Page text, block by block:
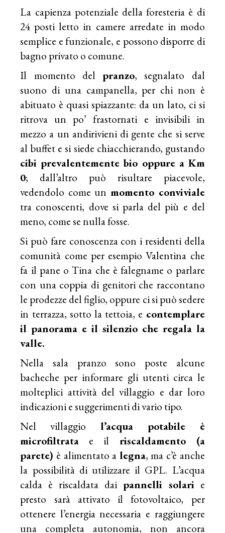
La capienza potenziale della foresteria è di
24 posti letto in camere arredate in modo
semplice e funzionale, e possono disporre di
bagno privato o comune.
Il momento del pranzo, segnalato dal
suono di una campanella, per chi non è
abituato è quasi spiazzante: da un lato, ci si
ritrova un po’ frastornati e invisibili in
mezzo a un andirivieni di gente che si serve
al buffet e si siede chiacchierando, gustando
cibi prevalentemente bio oppure a Km
0; dall’altro può risultare piacevole,
vedendolo come unmomento conviviale
tra conoscenti, dove si parla del più e del
meno, come se nulla fosse.
Si può fare conoscenza con i residenti della
comunità come per esempio Valentina che
fa il pane o Tina che è falegname o parlare
con una coppia di genitori che raccontano
le prodezze del figlio, oppure ci si può sedere
in terrazza, sotto la tettoia, e contemplare
il panorama e il silenzio che regala la
valle.
Nella sala pranzo sono poste alcune
bacheche per informare gli utenti circa le
molteplici attività del villaggio e dar loro
indicazioni e suggerimenti di vario tipo.
Nel villaggio l’acqua potabile è
microfiltrata e il riscaldamento (a
parete) è alimentato a legna, ma c’è anche
la possibilità di utilizzare il GPL. L’acqua
calda è riscaldata dai pannelli solarie
presto sarà attivato il fotovoltaico, per
ottenere l’energia necessaria e raggiungere
una completa autonomia, non ancora